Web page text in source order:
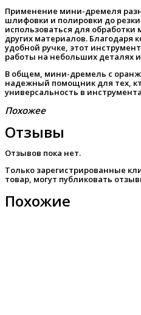
Применение мини-дремеля
шлифовки и полировки до
использоваться для
других материалов. Благодаря
удобной ручке, этот
работы на небольших деталях
В общем, мини-дремель с
надежный помощник для тех,
универсальность в
Похожее
Отзывы
Отзывов пока нет.
Только зарегистрированные
товар, могут публиковать
Похожие